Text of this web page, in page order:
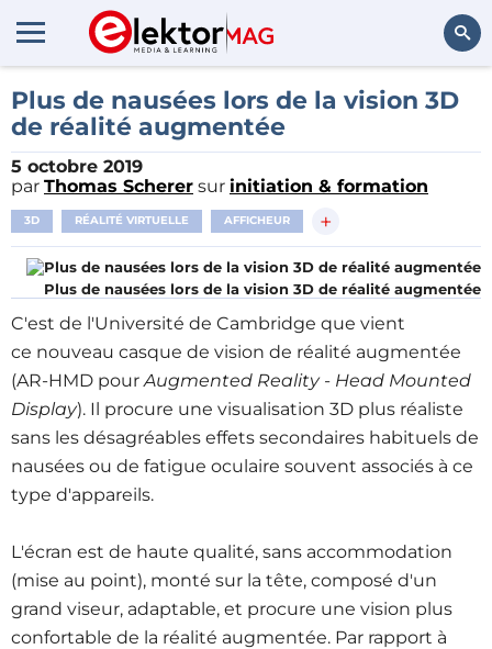
Rechercher
Plus de nausées lors de la vision 3D
de réalité augmentée
5 octobre 2019
par Thomas Scherer sur initiation & formation
3D RÉALITÉ VIRTUELLE AFFICHEUR +
Plus de nausées lors de la vision 3D de réalité augmentée
C'est de l'Université de Cambridge que vient
ce nouveau casque de vision de réalité augmentée
(AR-HMD pourAugmented Reality - Head Mounted
Display). Il procure une visualisation 3D plus réaliste
sans les désagréables effets secondaires habituels de
nausées ou de fatigue oculaire souvent associés à ce
type d'appareils.
L'écran est de haute qualité, sans accommodation
(mise au point), monté sur la tête, composé d'un
grand viseur, adaptable, et procure une vision plus
confortable de la réalité augmentée. Par rapport à